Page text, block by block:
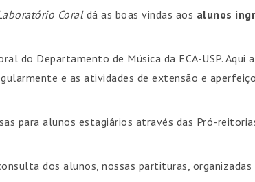
Coraldá as boas vindas aos alunos
do Departamento de Música da ECA-USP. Aqui
e as atividades de extensão e
para alunos estagiários através das Pró-
dos alunos, nossas partituras, organizadas